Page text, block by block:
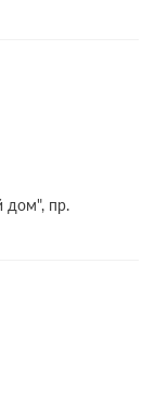
дом", пр.